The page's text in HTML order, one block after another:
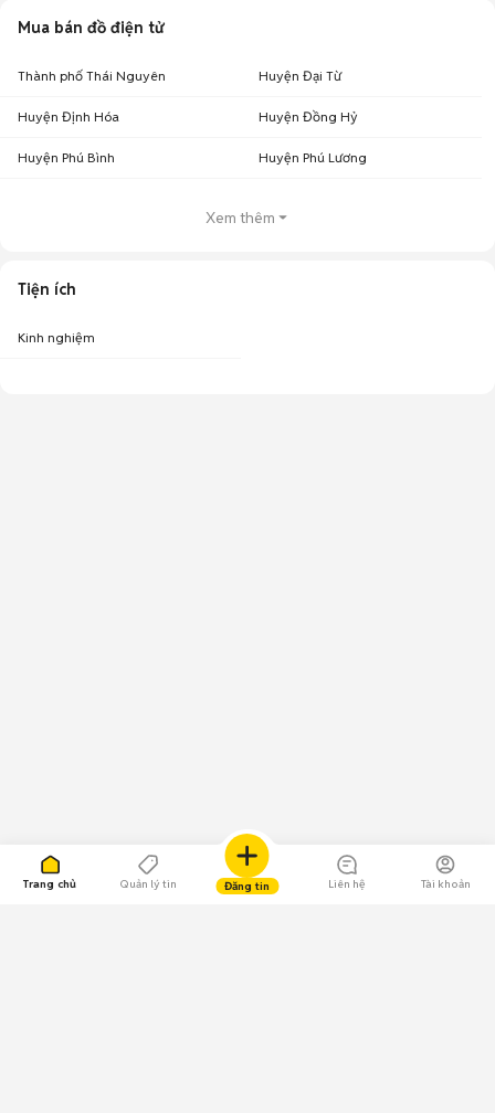
Trang chủ Quản lý tin Đăng tin Liên hệ Tài khoản
Mua bán đồ điện tử
Thành phố Thái Nguyên Huyện Đại Từ
Huyện Định Hóa Huyện Đồng Hỷ
Huyện Phú Bình Huyện Phú Lương
Xem thêm
Tiện ích
Kinh nghiệm